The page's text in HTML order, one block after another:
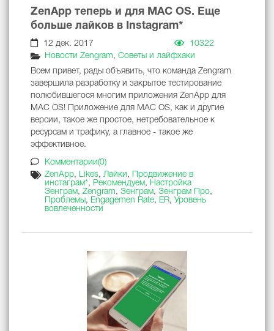
ZenApp теперь и для MAC OS. Еще
больше лайков в Instagram*
12 дек. 2017
10322
Новости Zengram, Советы и лайфхаки
Всем привет, рады объявить, что команда Zengram
завершила разработку и закрытое тестирование
полюбившегося многим приложения ZenApp для
MAC OS! Приложение для MAC OS, как и другие
версии, такое же простое, нетребовательное к
ресурсам и трафику, а главное - такое же
эффективное.
Комментарии(0)
ZenApp, Likes, Лайки ,
Продвижение в
инстаграм*, Рекомендуем, Настройка
Зенграм, Zengram, Зенграм, Зенграм Про,
Проблемы , Engagemen Rate, ER, Уровень
вовлеченности